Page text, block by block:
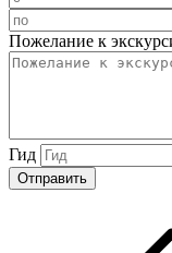
Пожелание к
Гид